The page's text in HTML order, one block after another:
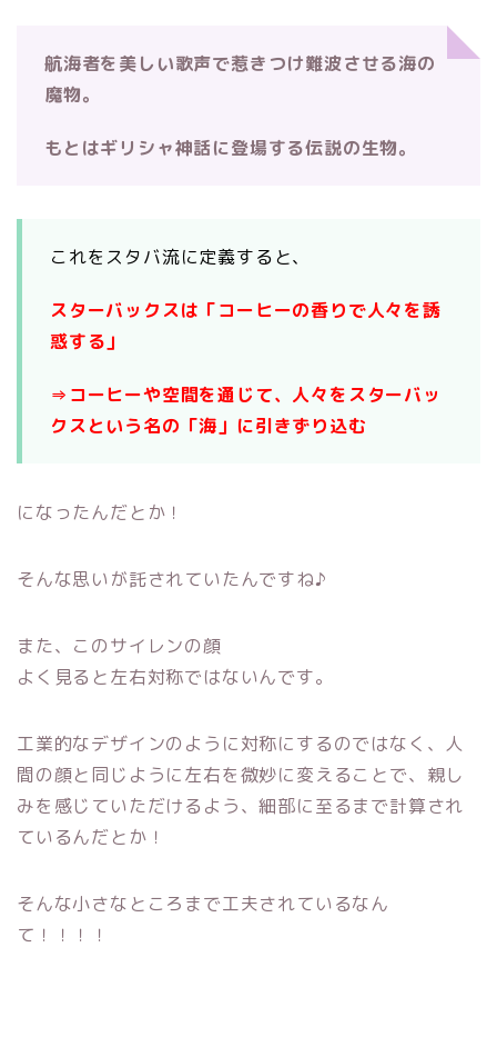
航海者を美しい歌声で惹きつけ難波させる海の
魔物。
もとはギリシャ神話に登場する伝説の生物。
これをスタバ流に定義すると、
スターバックスは「コーヒーの香りで人々を誘
惑する」
⇒コーヒーや空間を通じて、人々をスターバッ
クスという名の「海」に引きずり込む
になったんだとか！
そんな思いが託されていたんですね♪
また、このサイレンの顔
よく見ると左右対称ではないんです。
工業的なデザインのように対称にするのではなく、人
間の顔と同じように左右を微妙に変えることで、親し
みを感じていただけるよう、細部に至るまで計算され
ているんだとか！
そんな小さなところまで工夫されているなん
て！！！！